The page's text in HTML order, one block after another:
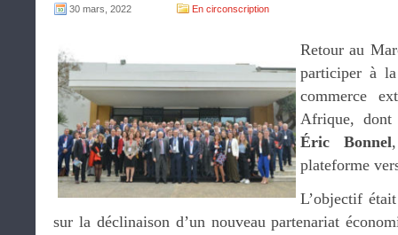
30 mars, 2022 En circonscription
Retour au
participer à
commerce
Afrique, dont
Éric Bonnel
plateforme
L’objectif
sur la déclinaison d’un nouveau partenariat